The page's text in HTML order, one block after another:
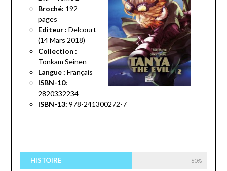
Broché: 192
pages
Editeur : Delcourt
(14 Mars 2018)
Collection :
Tonkam Seinen
Langue : Français
ISBN-10:
2820332234
ISBN-13: 978-241300272-7
HISTOIRE 60%